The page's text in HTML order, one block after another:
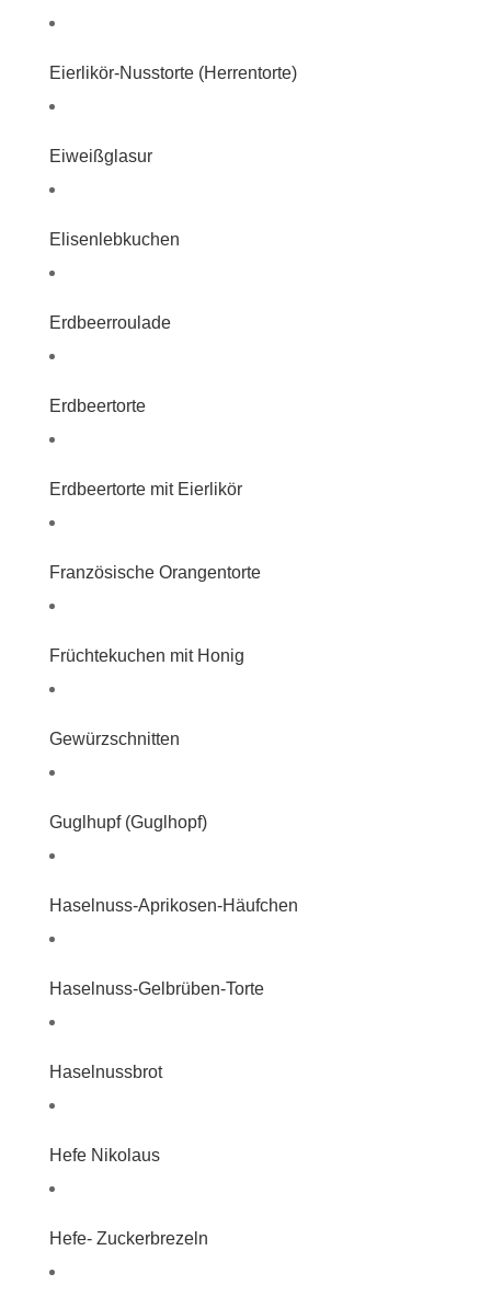
Eierlikör-Nusstorte (Herrentorte)
Eiweißglasur
Elisenlebkuchen
Erdbeerroulade
Erdbeertorte
Erdbeertorte mit Eierlikör
Französische Orangentorte
Früchtekuchen mit Honig
Gewürzschnitten
Guglhupf (Guglhopf)
Haselnuss-Aprikosen-Häufchen
Haselnuss-Gelbrüben-Torte
Haselnussbrot
Hefe Nikolaus
Hefe- Zuckerbrezeln